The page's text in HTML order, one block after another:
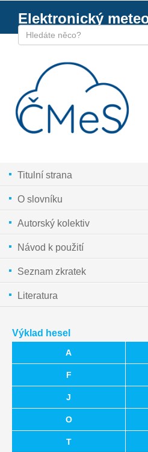
Elektronický
Titulní strana
O slovníku
Autorský kolektiv
Návod k použití
Seznam zkratek
Literatura
Výklad hesel
A
F
J
O
T